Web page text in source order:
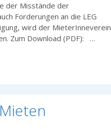
der Misstände der
Forderungen an die LEG
wird der MieterInneverein
Zum Download (PDF): …